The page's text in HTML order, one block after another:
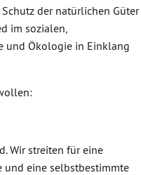
der natürlichen Güter
im sozialen,
und Ökologie in Einklang
Wir streiten für eine
und eine selbstbestimmte